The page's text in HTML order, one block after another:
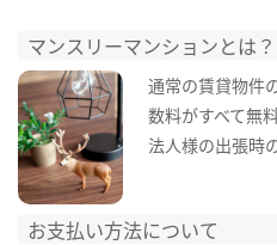
マンスリーマンションとは？
通常の賃貸物件
数料がすべて無
法人様の出張時
お支払い方法について